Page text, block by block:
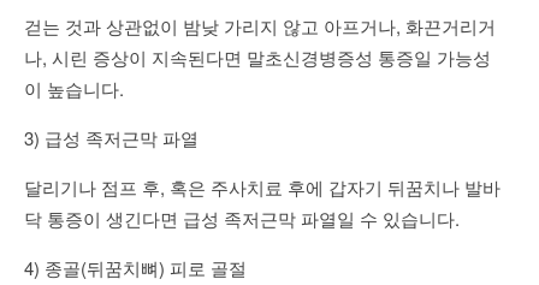
걷는 것과 상관없이 밤낮 가리지 않고 아프거나, 화끈거리거
나, 시린 증상이 지속된다면 말초신경병증성 통증일 가능성
이 높습니다.
3) 급성 족저근막 파열
달리기나 점프 후, 혹은 주사치료 후에 갑자기 뒤꿈치나 발바
닥 통증이 생긴다면 급성 족저근막 파열일 수 있습니다.
4) 종골(뒤꿈치뼈) 피로 골절